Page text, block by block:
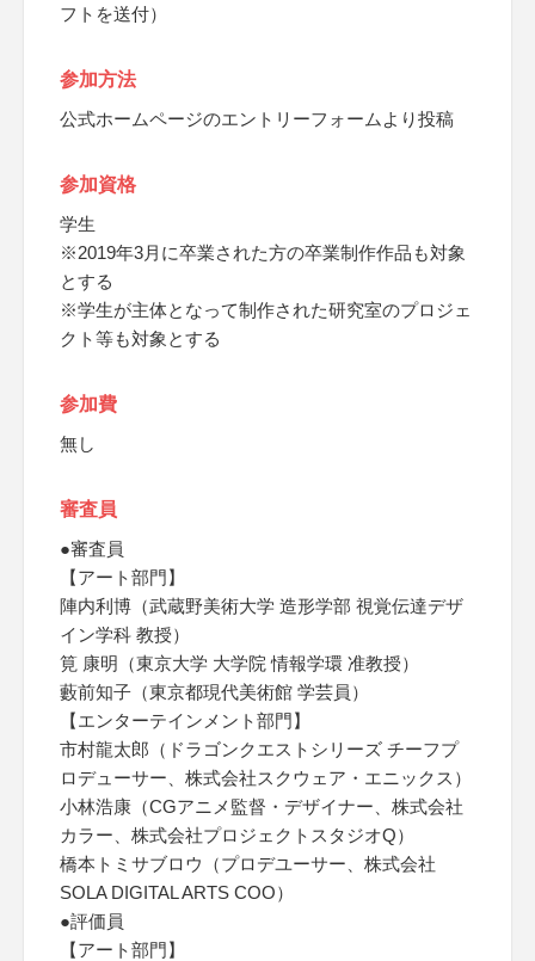
フトを送付）
参加方法
公式ホームページのエントリーフォームより投稿
参加資格
学生
※2019年3月に卒業された方の卒業制作作品も対象
とする
※学生が主体となって制作された研究室のプロジェ
クト等も対象とする
参加費
無し
審査員
●審査員
【アート部門】
陣内利博（武蔵野美術大学 造形学部 視覚伝達デザ
イン学科 教授）
筧 康明（東京大学 大学院 情報学環 准教授）
藪前知子（東京都現代美術館 学芸員）
【エンターテインメント部門】
市村龍太郎（ドラゴンクエストシリーズ チーフプ
ロデューサー、株式会社スクウェア・エニックス）
小林浩康（CGアニメ監督・デザイナー、株式会社
カラー、株式会社プロジェクトスタジオQ）
橋本トミサブロウ（プロデユーサー、株式会社
SOLA DIGITAL ARTS COO）
●評価員
【アート部門】